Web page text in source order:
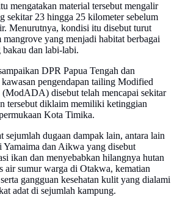
mengatakan material tersebut mengalir
sekitar 23 hingga 25 kilometer sebelum
Menurutnya, kondisi itu disebut turut
mangrove yang menjadi habitat berbagai
dan labi-labi.
DPR Papua Tengah dan
pengendapan tailing Modified
disebut telah mencapai sekitar
tersebut diklaim memiliki ketinggian
Kota Timika.
sejumlah dugaan dampak lain, antara lain
Yamaima dan Aikwa yang disebut
ikan dan menyebabkan hilangnya hutan
air sumur warga di Otakwa, kematian
gangguan kesehatan kulit yang dialami
adat di sejumlah kampung.